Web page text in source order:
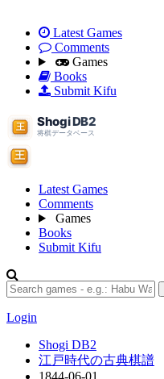
Latest Games
Comments
Games
Books
Submit Kifu
Latest Games
Comments
Games
Books
Submit Kifu
Login
Shogi DB2
江戸時代の古典棋譜
1844-06-01